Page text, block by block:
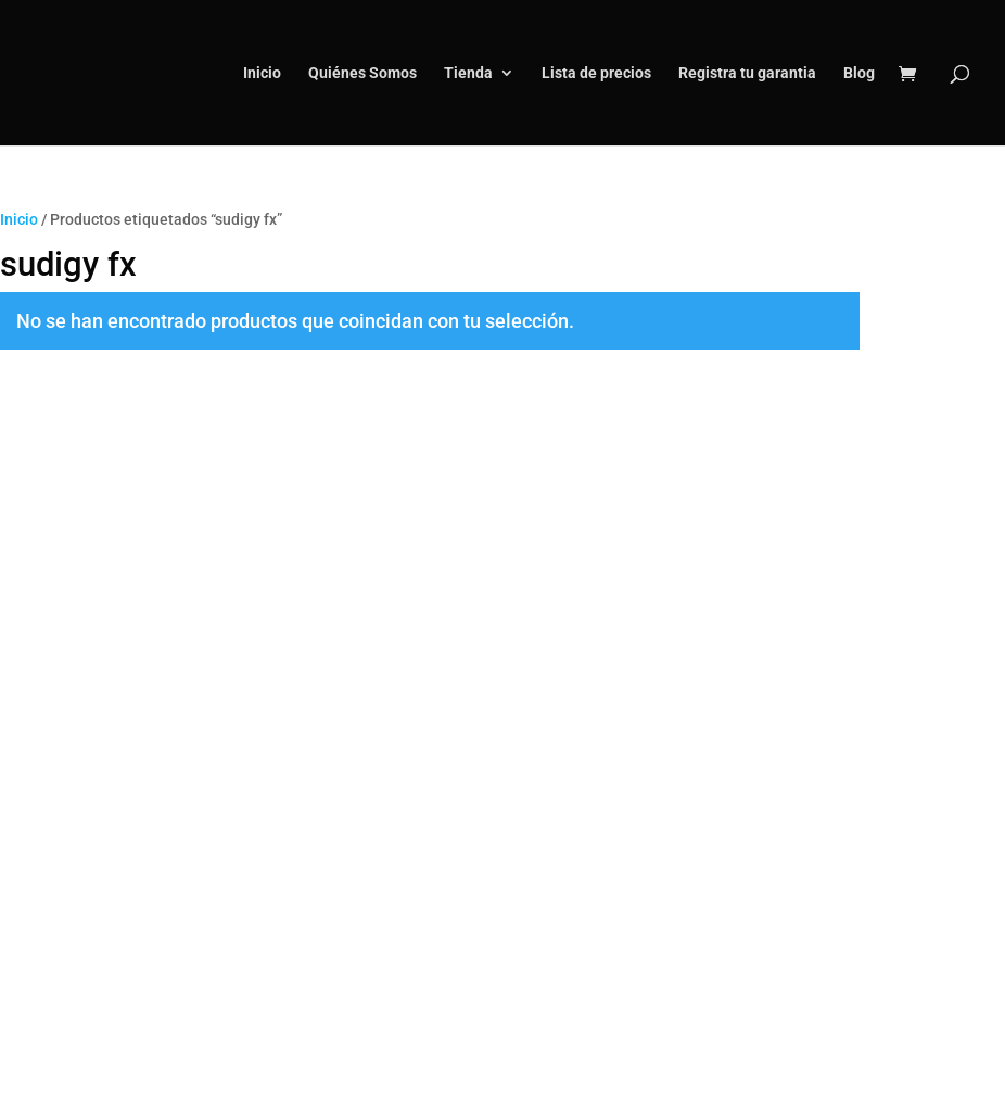
Inicio Quiénes Somos Tienda Lista de precios Registra tu garantia Blog
Inicio/ Productos etiquetados “sudigy fx”
sudigy fx
No se han encontrado productos que coincidan con tu selección.